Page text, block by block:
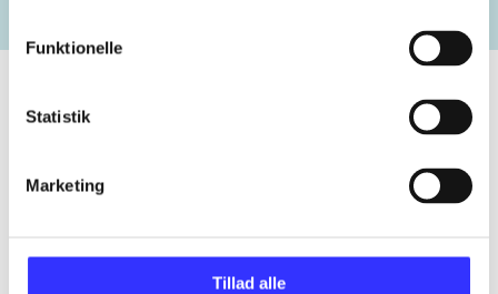
Funktionelle
Statistik
Marketing
Tillad alle
Artiklen er en del af